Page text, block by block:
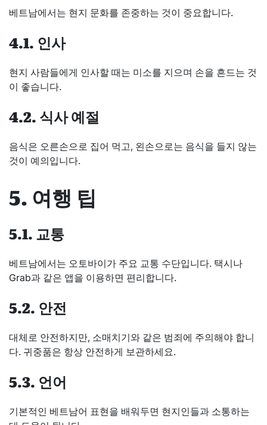
베트남에서는 현지 문화를 존중하는 것이 중요합니다.
4.1. 인사
현지 사람들에게 인사할 때는 미소를 지으며 손을 흔드는 것
이 좋습니다.
4.2. 식사 예절
음식은 오른손으로 집어 먹고, 왼손으로는 음식을 들지 않는
것이 예의입니다.
5. 여행 팁
5.1. 교통
베트남에서는 오토바이가 주요 교통 수단입니다. 택시나
Grab과 같은 앱을 이용하면 편리합니다.
5.2. 안전
대체로 안전하지만, 소매치기와 같은 범죄에 주의해야 합니
다. 귀중품은 항상 안전하게 보관하세요.
5.3. 언어
기본적인 베트남어 표현을 배워두면 현지인들과 소통하는